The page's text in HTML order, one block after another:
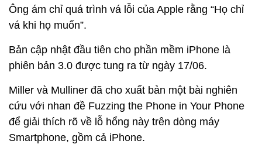
Ông ám chỉ quá trình vá lỗi của Apple rằng “Họ chỉ
vá khi họ muốn”.
Bản cập nhật đầu tiên cho phần mềm iPhone là
phiên bản 3.0 được tung ra từ ngày 17/06.
Miller và Mulliner đã cho xuất bản một bài nghiên
cứu với nhan đề Fuzzing the Phone in Your Phone
để giải thích rõ về lỗ hổng này trên dòng máy
Smartphone, gồm cả iPhone.